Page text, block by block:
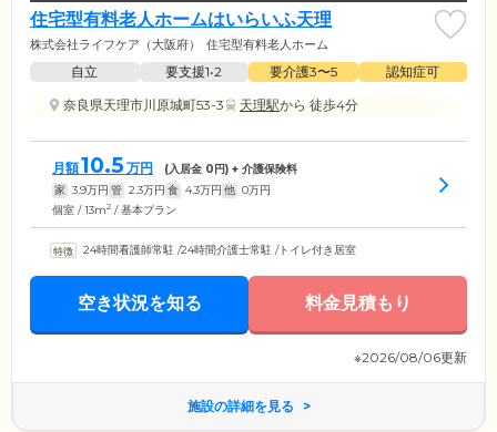
住宅型有料老人ホームはいらいふ天理
株式会社ライフケア（大阪府） 住宅型有料老人ホーム
自立 要支援1•2 要介護3〜5
認知症可
奈良県天理市川原城町53-3
天理駅から 徒歩4分
月額10.5 万円 (入居金 0円) + 介護保険料
家 3.9万円 管 2.3万円 食 4.3万円 他 0万円
個室 / 13m2 / 基本プラン
24時間看護師常駐 /24時間介護士常駐 /トイレ付き居室
空き状況を知る 料金見積もり
※2026/08/06更新
施設の詳細を見る